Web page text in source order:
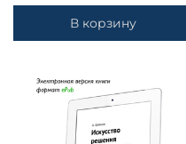
В корзину